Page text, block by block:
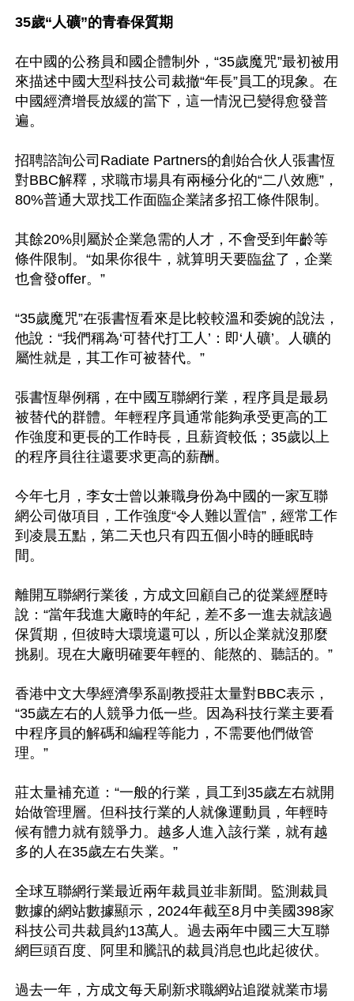
35歲“人礦”的青春保質期
在中國的公務員和國企體制外，“35歲魔咒”最初被用
來描述中國大型科技公司裁撤“年長”員工的現象。在
中國經濟增長放緩的當下，這一情況已變得愈發普
遍。
招聘諮詢公司Radiate Partners的創始合伙人張書恆
對BBC解釋，求職市場具有兩極分化的“二八效應”，
80%普通大眾找工作面臨企業諸多招工條件限制。
其餘20%則屬於企業急需的人才，不會受到年齡等
條件限制。“如果你很牛，就算明天要臨盆了，企業
也會發offer。”
“35歲魔咒”在張書恆看來是比較較溫和委婉的說法，
他說：“我們稱為‘可替代打工人’：即‘人礦’。人礦的
屬性就是，其工作可被替代。”
張書恆舉例稱，在中國互聯網行業，程序員是最易
被替代的群體。年輕程序員通常能夠承受更高的工
作強度和更長的工作時長，且薪資較低；35歲以上
的程序員往往還要求更高的薪酬。
今年七月，李女士曾以兼職身份為中國的一家互聯
網公司做項目，工作強度“令人難以置信”，經常工作
到凌晨五點，第二天也只有四五個小時的睡眠時
間。
離開互聯網行業後，方成文回顧自己的從業經歷時
說：“當年我進大廠時的年紀，差不多一進去就該過
保質期，但彼時大環境還可以，所以企業就沒那麼
挑剔。現在大廠明確要年輕的、能熬的、聽話的。”
香港中文大學經濟學系副教授莊太量對BBC表示，
“35歲左右的人競爭力低一些。因為科技行業主要看
中程序員的解碼和編程等能力，不需要他們做管
理。”
莊太量補充道：“一般的行業，員工到35歲左右就開
始做管理層。但科技行業的人就像運動員，年輕時
候有體力就有競爭力。越多人進入該行業，就有越
多的人在35歲左右失業。”
全球互聯網行業最近兩年裁員並非新聞。監測裁員
數據的網站數據顯示，2024年截至8月中美國398家
科技公司共裁員約13萬人。過去兩年中國三大互聯
網巨頭百度、阿里和騰訊的裁員消息也此起彼伏。
過去一年，方成文每天刷新求職網站追蹤就業市場